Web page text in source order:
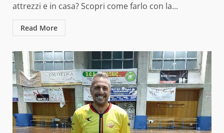
attrezzi e in casa? Scopri come farlo con la...
Read More